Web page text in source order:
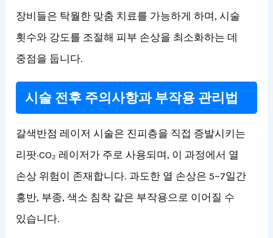
장비들은 탁월한 맞춤 치료를 가능하게 하며, 시술
횟수와 강도를 조절해 피부 손상을 최소화하는 데
중점을 둡니다.
시술 전후 주의사항과 부작용 관리법
갈색반점 레이저 시술은 진피층을 직접 증발시키는
리팟·CO₂ 레이저가 주로 사용되며, 이 과정에서 열
손상 위험이 존재합니다. 과도한 열 손상은 5~7일간
홍반, 부종, 색소 침착 같은 부작용으로 이어질 수
있습니다.